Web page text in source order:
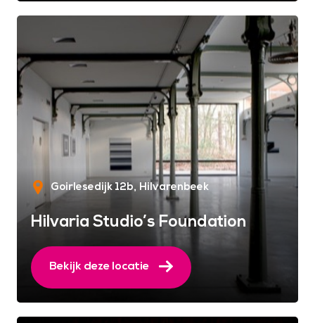
Goirlesedijk 12b Hilvarenbeek
Hilvaria Studio’s Foundation
Bekijk deze locatie